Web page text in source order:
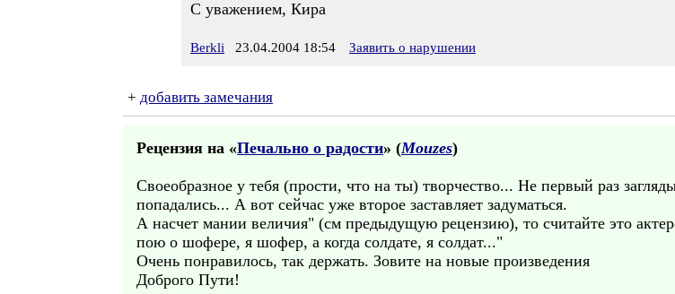
С уважением, Кира
Berkli 23.04.2004 18:54 Заявить о нарушении
+ добавить замечания
Рецензия на «Печально о радости» (Mouzes)
Своеобразное у тебя (прости, что на ты) творчество... Не первый раз
попадались... А вот сейчас уже второе заставляет задуматься.
А насчет мании величия" (см предыдущую рецензию), то считайте это
пою о шофере, я шофер, а когда солдате, я солдат..."
Очень понравилось, так держать. Зовите на новые произведения
Доброго Пути!